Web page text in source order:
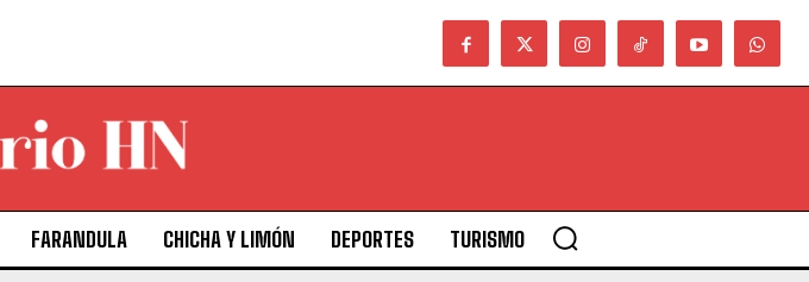
FARANDULA CHICHA Y LIMÓN DEPORTES TURISMO